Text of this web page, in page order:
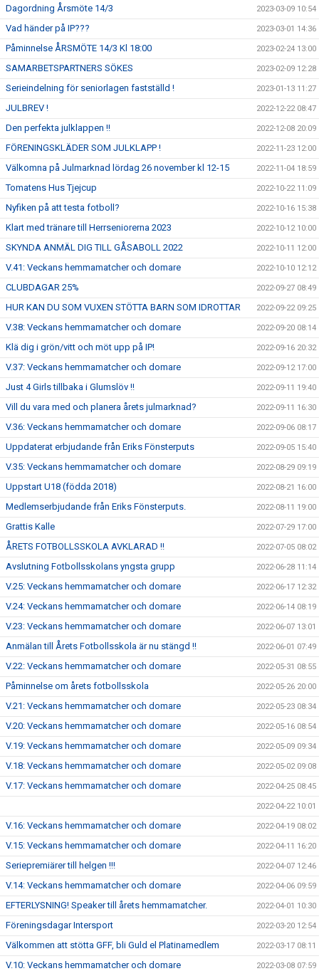
Dagordning Årsmöte 14/3 2023-03-09 10:54
Vad händer på IP??? 2023-03-01 14:36
Påminnelse ÅRSMÖTE 14/3 Kl 18:00 2023-02-24 13:00
SAMARBETSPARTNERS SÖKES 2023-02-09 12:28
Serieindelning för seniorlagen fastställd ! 2023-01-13 11:27
JULBREV ! 2022-12-22 08:47
Den perfekta julklappen !! 2022-12-08 20:09
FÖRENINGSKLÄDER SOM JULKLAPP ! 2022-11-23 12:00
Välkomna på Julmarknad lördag 26 november kl 12-15 2022-11-04 18:59
Tomatens Hus Tjejcup 2022-10-22 11:09
Nyfiken på att testa fotboll? 2022-10-16 15:38
Klart med tränare till Herrseniorerna 2023 2022-10-12 10:00
SKYNDA ANMÄL DIG TILL GÅSABOLL 2022 2022-10-11 12:00
V.41: Veckans hemmamatcher och domare 2022-10-10 12:12
CLUBDAGAR 25% 2022-09-27 08:49
HUR KAN DU SOM VUXEN STÖTTA BARN SOM IDROTTAR 2022-09-22 09:25
V.38: Veckans hemmamatcher och domare 2022-09-20 08:14
Klä dig i grön/vitt och möt upp på IP! 2022-09-16 20:32
V.37: Veckans hemmamatcher och domare 2022-09-12 17:00
Just 4 Girls tillbaka i Glumslöv !! 2022-09-11 19:40
Vill du vara med och planera årets julmarknad? 2022-09-11 16:30
V.36: Veckans hemmamatcher och domare 2022-09-06 08:17
Uppdaterat erbjudande från Eriks Fönsterputs 2022-09-05 15:40
V.35: Veckans hemmamatcher och domare 2022-08-29 09:19
Uppstart U18 (födda 2018) 2022-08-21 16:00
Medlemserbjudande från Eriks Fönsterputs. 2022-08-11 19:00
Grattis Kalle 2022-07-29 17:00
ÅRETS FOTBOLLSSKOLA AVKLARAD !! 2022-07-05 08:02
Avslutning Fotbollsskolans yngsta grupp 2022-06-28 11:14
V.25: Veckans hemmamatcher och domare 2022-06-17 12:32
V.24: Veckans hemmamatcher och domare 2022-06-14 08:19
V.23: Veckans hemmamatcher och domare 2022-06-07 13:01
Anmälan till Årets Fotbollsskola är nu stängd !! 2022-06-01 07:49
V.22: Veckans hemmamatcher och domare 2022-05-31 08:55
Påminnelse om årets fotbollsskola 2022-05-26 20:00
V.21: Veckans hemmamatcher och domare 2022-05-23 08:34
V.20: Veckans hemmamatcher och domare 2022-05-16 08:54
V.19: Veckans hemmamatcher och domare 2022-05-09 09:34
V.18: Veckans hemmamatcher och domare 2022-05-02 09:08
V.17: Veckans hemmamatcher och domare 2022-04-25 08:45
2022-04-22 10:01
V.16: Veckans hemmamatcher och domare 2022-04-19 08:02
V.15: Veckans hemmamatcher och domare 2022-04-11 16:20
Seriepremiärer till helgen !!! 2022-04-07 12:46
V.14: Veckans hemmamatcher och domare 2022-04-06 09:59
EFTERLYSNING! Speaker till årets hemmamatcher. 2022-04-01 10:30
Föreningsdagar Intersport 2022-03-20 12:54
Välkommen att stötta GFF, bli Guld el Platinamedlem 2022-03-17 08:11
V.10: Veckans hemmamatcher och domare 2022-03-08 07:59